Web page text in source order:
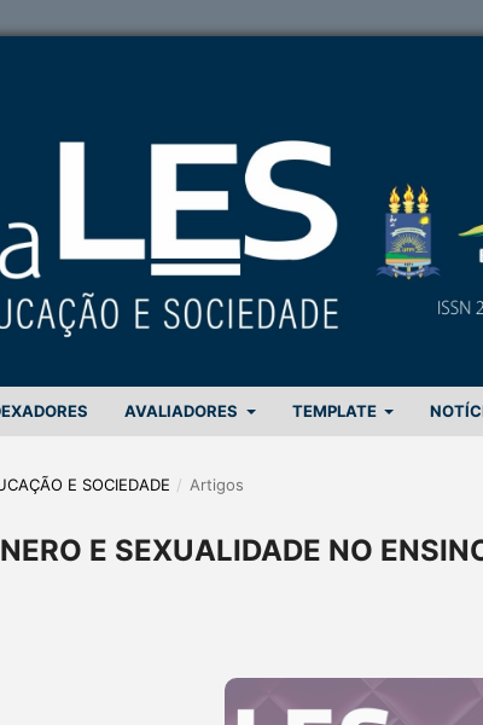
AVALIADORES TEMPLATE
E SOCIEDADE / Artigos
E SEXUALIDADE NO